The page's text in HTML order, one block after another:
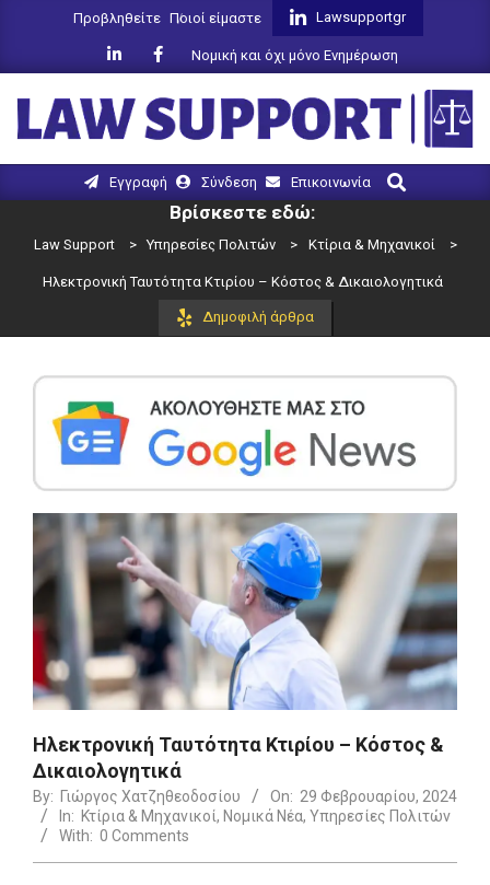
Προβληθείτε Ποιοί είμαστε Lawsupportgr
Νομική και όχι μόνο Ενημέρωση
LAW
SUPPORT
Navigation
Εγγραφή Σύνδεση Επικοινωνία
Search
Βρίσκεστε εδώ:
Law Support > Υπηρεσίες Πολιτών > Κτίρια & Μηχανικοί >
Ηλεκτρονική Ταυτότητα Κτιρίου – Κόστος & Δικαιολογητικά
Δημοφιλή άρθρα
Ηλεκτρονική Ταυτότητα Κτιρίου – Κόστος &
Δικαιολογητικά
By: Γιώργος Χατζηθεοδοσίου On: 29 Φεβρουαρίου, 2024
In: Κτίρια & Μηχανικοί, Νομικά Νέα, Υπηρεσίες Πολιτών
With: 0 Comments